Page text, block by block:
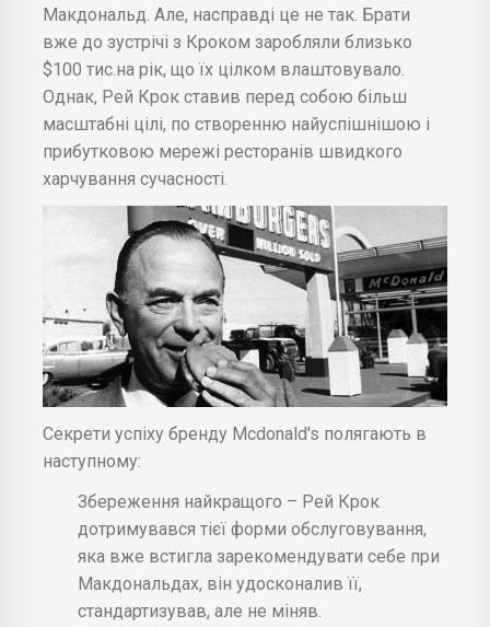
Макдональд. Але, насправді це не так. Брати
вже до зустрічі з Кроком заробляли близько
$100 тис.на рік, що їх цілком влаштовувало.
Однак, Рей Крок ставив перед собою більш
масштабні цілі, по створенню найуспішнішою і
прибутковою мережі ресторанів швидкого
харчування сучасності.
Секрети успіху бренду Mcdonald's полягають в
наступному:
Збереження найкращого – Рей Крок
дотримувався тієї форми обслуговування,
яка вже встигла зарекомендувати себе при
Макдональдах, він удосконалив її,
стандартизував, але не міняв.